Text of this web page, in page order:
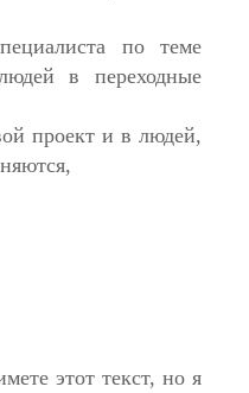
по теме
в переходные
проект и в людей,
этот текст, но я